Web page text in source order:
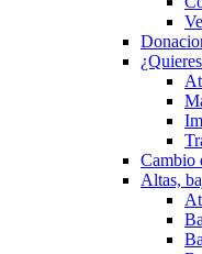
Cambio
Altas,